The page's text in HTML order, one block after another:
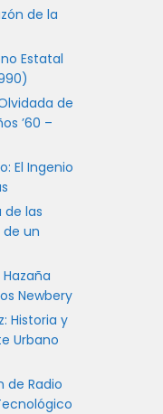
de la
Estatal
de
’60 –
El Ingenio
de las
un
Newbery
Historia y
Urbano
de Radio